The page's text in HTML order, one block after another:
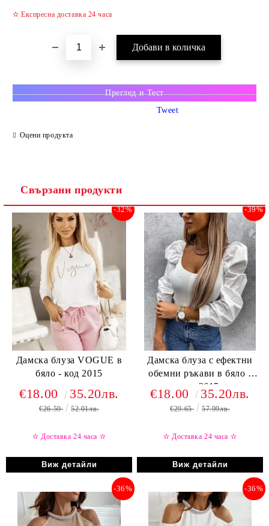
✫ Експресна доставка 24 часа
Преглед и Тест
Оцени продукта
Tweet
Свързани продукти
Дамска блуза VOGUE в
бяло - код 2015
-32%
€18.00 35.20лв.
€26.59 52.01лв.
✫ Доставка 24 часа ✫
Виж детайли
Дамска блуза с ефектни
обемни ръкави в бяло -
код 2615
-39%
€18.00 35.20лв.
€29.65 57.99лв.
✫ Доставка 24 часа ✫
Виж детайли
-36% -36%